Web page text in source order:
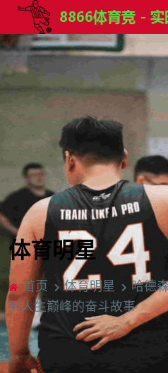
体育明星
首页 体育明星
哈德
到人生巅峰的奋斗故事